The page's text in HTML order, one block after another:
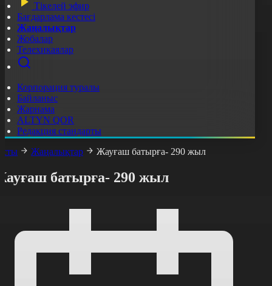
Тікелей эфир
Бағдарлама кестесі
Жаңалықтар
Жобалар
Телехикаялар
Корпорация туралы
Байланыс
Жарнама
ALTYN QOR
Редакция стандарты
Жаңалықтар Жауғаш батырға- 290 жыл
батырға- 290 жыл